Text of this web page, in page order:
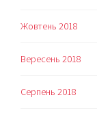
Жовтень 2018
Вересень 2018
Серпень 2018